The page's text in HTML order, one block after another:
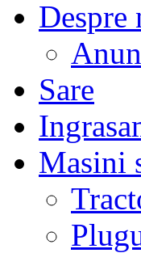
Despre
Sare
Masini